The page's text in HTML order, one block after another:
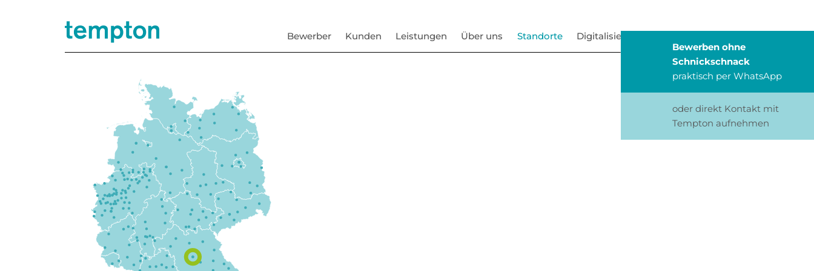
Bewerben ohne
Schnickschnack
praktisch per WhatsApp
oder direkt Kontakt mit
Tempton aufnehmen
Bewerber Kunden Leistungen Über uns Standorte Digitalisierung